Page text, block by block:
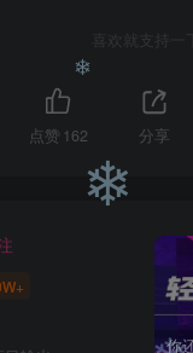
喜欢就支持一
点赞 162 分享